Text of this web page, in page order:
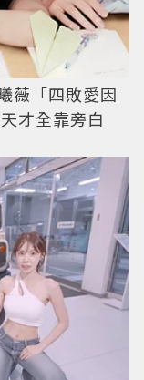
薇「四敗愛因
才全靠旁白